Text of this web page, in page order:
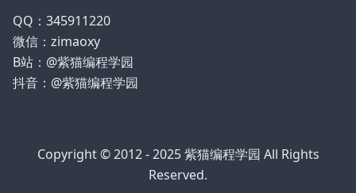
QQ：345911220
微信：zimaoxy
B站：@紫猫编程学园
抖音：@紫猫编程学园
Copyright © 2012 - 2025紫猫编程学园 All Rights
Reserved.